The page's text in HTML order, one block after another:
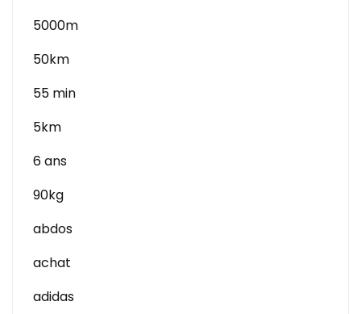
5000m
50km
55 min
5km
6 ans
90kg
abdos
achat
adidas